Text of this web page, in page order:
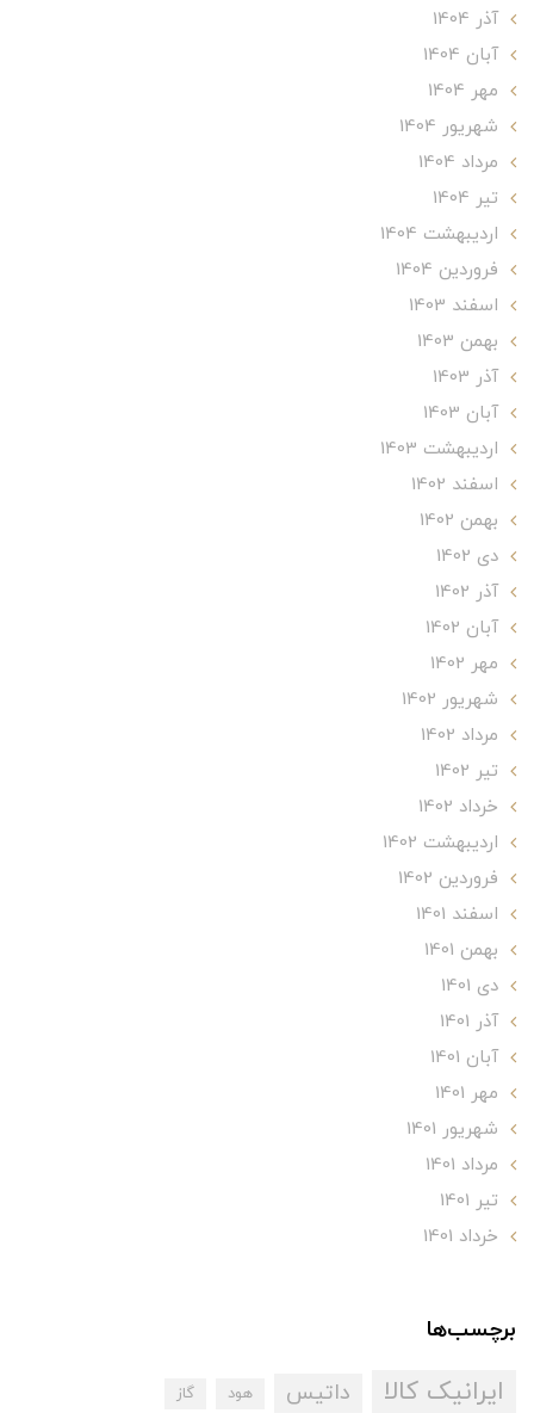
آذر 1404
آبان 1404
مهر 1404
شهریور 1404
مرداد 1404
تير 1404
ارديبهشت 1404
فروردین 1404
اسفند 1403
بهمن 1403
آذر 1403
آبان 1403
ارديبهشت 1403
اسفند 1402
بهمن 1402
دی 1402
آذر 1402
آبان 1402
مهر 1402
شهریور 1402
مرداد 1402
تير 1402
خرداد 1402
ارديبهشت 1402
فروردین 1402
اسفند 1401
بهمن 1401
دی 1401
آذر 1401
آبان 1401
مهر 1401
شهریور 1401
مرداد 1401
تير 1401
خرداد 1401
برچسب‌ها
ایرانیک کالا داتیس هود گاز